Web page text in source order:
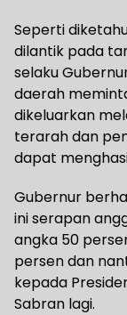
Seperti
dilantik pada
selaku
daerah
dikeluarkan
terarah dan
dapat
Gubernur
ini serapan
angka 50
persen dan
kepada
Sabran lagi.